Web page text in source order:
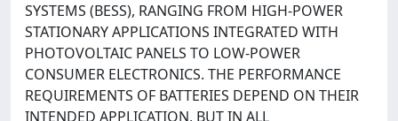
SYSTEMS (BESS), RANGING FROM HIGH-POWER
STATIONARY APPLICATIONS INTEGRATED WITH
PHOTOVOLTAIC PANELS TO LOW-POWER
CONSUMER ELECTRONICS. THE PERFORMANCE
REQUIREMENTS OF BATTERIES DEPEND ON THEIR
INTENDED APPLICATION, BUT IN ALL